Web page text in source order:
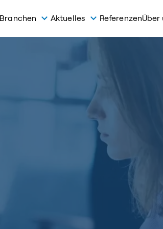
Branchen Aktuelles ReferenzenÜber